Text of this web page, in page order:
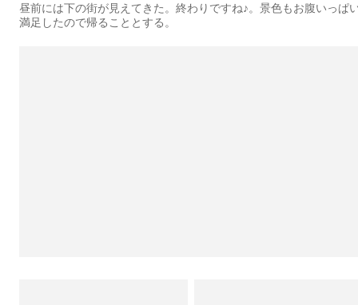
昼前には下の街が見えてきた。終わりですね♪。景色もお腹いっぱ
満足したので帰ることとする。